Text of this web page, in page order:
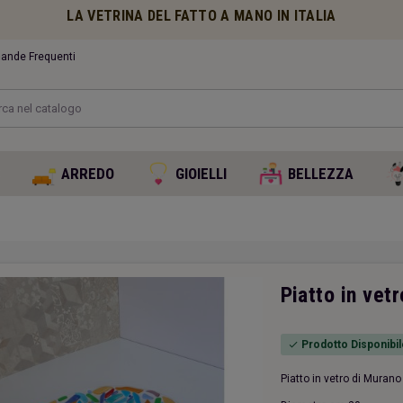
LA VETRINA DEL FATTO A MANO IN ITALIA
Frequenti
ARREDO GIOIELLI BELLEZZA
Piatto in
check Prodotto
Piatto in vetro di